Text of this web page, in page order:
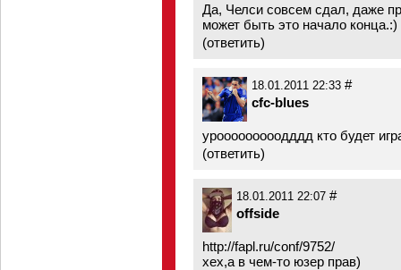
Да, Челси совсем сдал, даже
может быть это начало конца.:)
(ответить)
18.01.2011 22:33 #
cfc-blues
урооооооооодддд кто будет
(ответить)
18.01.2011 22:07 #
offside
http://fapl.ru/conf/9752/
хех,а в чем-то юзер прав)